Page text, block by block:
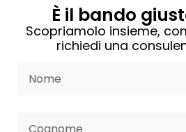
È il bando
Scopriamolo insieme,
richiedi una